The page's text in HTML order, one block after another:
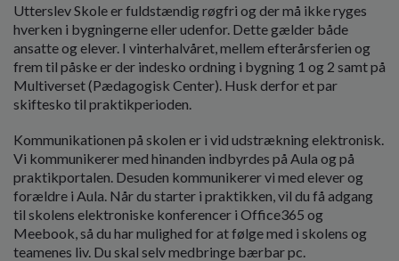
Utterslev Skole er fuldstændig røgfri og der må ikke ryges
hverken i bygningerne eller udenfor. Dette gælder både
ansatte og elever. I vinterhalvåret, mellem efterårsferien og
frem til påske er der indesko ordning i bygning 1 og 2 samt på
Multiverset (Pædagogisk Center). Husk derfor et par
skiftesko til praktikperioden.
Kommunikationen på skolen er i vid udstrækning elektronisk.
Vi kommunikerer med hinanden indbyrdes på Aula og på
praktikportalen. Desuden kommunikerer vi med elever og
forældre i Aula. Når du starter i praktikken, vil du få adgang
til skolens elektroniske konferencer i Office365 og
Meebook, så du har mulighed for at følge med i skolens og
teamenes liv. Du skal selv medbringe bærbar pc.